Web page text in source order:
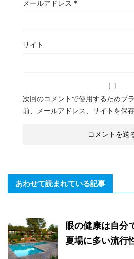
メールアドレス *
サイト
次回のコメントで使用するためブ
前、メールアドレス、サイトを保存
あわせて読まれている記事
眼の健康は自分
夏場に多い流行